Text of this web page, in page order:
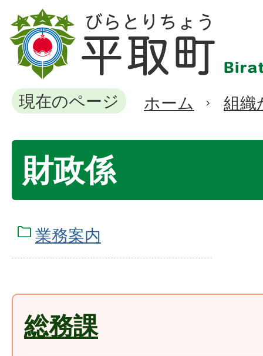
現在のページ ホーム 組織
財政係
業務案内
総務課